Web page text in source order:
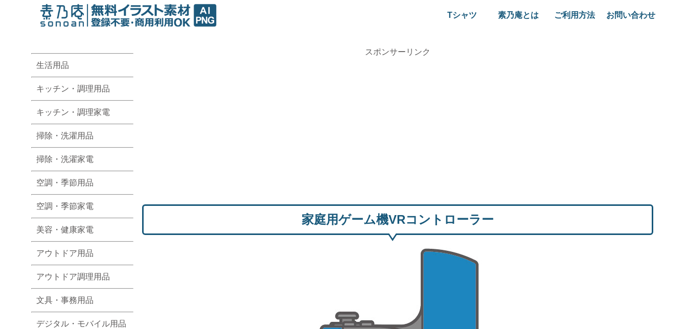
Tシャツ 素乃庵とは ご利用方法 お問い合わせ
スポンサーリンク
家庭用ゲーム機VRコントローラー
生活用品
キッチン・調理用品
キッチン・調理家電
掃除・洗濯用品
掃除・洗濯家電
空調・季節用品
空調・季節家電
美容・健康家電
アウトドア用品
アウトドア調理用品
文具・事務用品
デジタル・モバイル用品